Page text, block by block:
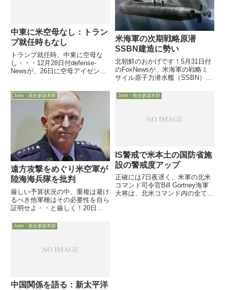
中東に米空母なし：トラン
プ就任時もなし
トランプ就任時、中東に空母な
し・・・12月28日付defense-
Newsが、26日に空母アイゼンハ
定の空母ブッシュは米本土の母港
を訓練不足で出発できない状態に
あり、少なくと...
米海軍の次期戦略原潜
SSBN建造に勢い
北朝鮮のおかげです！5月31日付
のFoxNewsが、米海軍の戦略ミ
サイル原子力潜水艦（SSBN）で
ロンビア級の建造計画が、北朝鮮
います。この件は最後に...
Joint・統合参謀本部
遠方攻撃をめぐり米空軍が
陸海海兵隊を批判
厳しい予算状況の中、重複は避け
るべき他軍種はその必要性を自ら
証明せよ・・と厳しく！20日、
の遠隔インビューに臨んだ米空軍
副参謀総長Stephen Wilson大将
いて語る中で、コロ...
Joint・統合参謀本部
IS警戒で米本土の国防省施
設の警戒度アップ
正確には7日夜遅く、米軍の北米
コマンド司令官Bill Gortney海軍
大将は、北米コマンド内の全ての
Joint・統合参謀本部
中国関係を語る：新太平洋